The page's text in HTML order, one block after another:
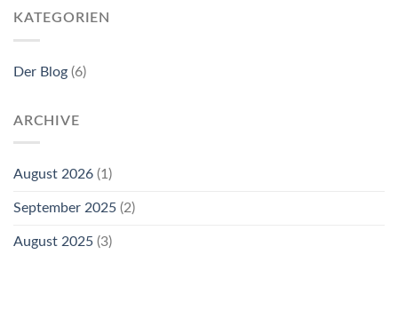
KATEGORIEN
Der Blog (6)
ARCHIVE
August 2026 (1)
September 2025 (2)
August 2025 (3)